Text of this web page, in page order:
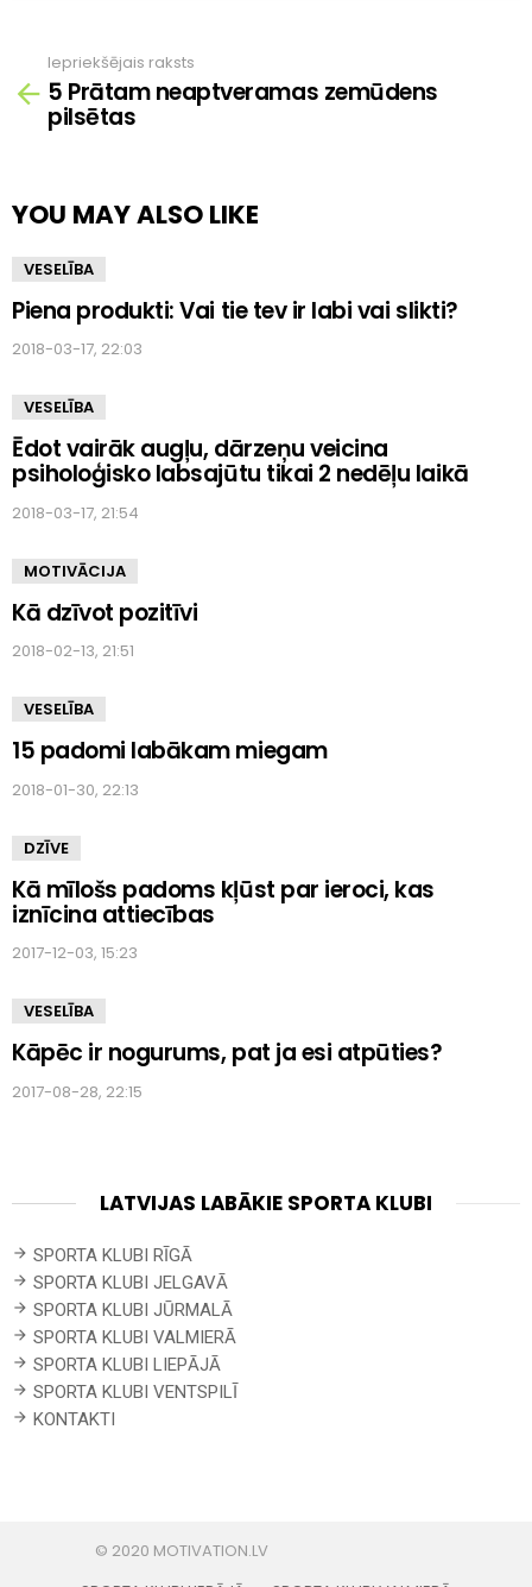
Skatīt
vairāk
Iepriekšējais raksts
5 Prātam neaptveramas zemūdens
pilsētas
YOU MAY ALSO LIKE
VESELĪBA
Piena produkti: Vai tie tev ir labi vai slikti?
2018-03-17, 22:03
VESELĪBA
Ēdot vairāk augļu, dārzeņu veicina
psiholoģisko labsajūtu tikai 2 nedēļu laikā
2018-03-17, 21:54
MOTIVĀCIJA
Kā dzīvot pozitīvi
2018-02-13, 21:51
VESELĪBA
15 padomi labākam miegam
2018-01-30, 22:13
DZĪVE
Kā mīlošs padoms kļūst par ieroci, kas
iznīcina attiecības
2017-12-03, 15:23
VESELĪBA
Kāpēc ir nogurums, pat ja esi atpūties?
2017-08-28, 22:15
LATVIJAS LABĀKIE SPORTA KLUBI
SPORTA KLUBI RĪGĀ
SPORTA KLUBI JELGAVĀ
SPORTA KLUBI JŪRMALĀ
SPORTA KLUBI VALMIERĀ
SPORTA KLUBI LIEPĀJĀ
SPORTA KLUBI VENTSPILĪ
KONTAKTI